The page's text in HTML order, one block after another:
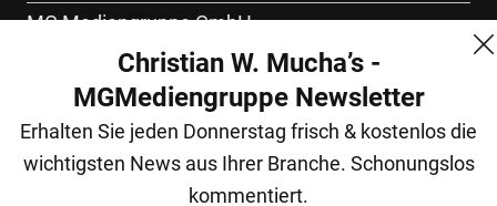
MG Mediengruppe GmbH
Burgring 1/7
1010 Wien
+43 (1) 522 14 14
office@mgmedien.at
Christian W. Mucha’s -
MGMediengruppe Newsletter
Erhalten Sie jeden Donnerstag frisch & kostenlos die
wichtigsten News aus Ihrer Branche. Schonungslos
kommentiert.